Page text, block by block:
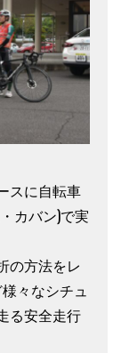
スに自転車
カバン)で実
の方法をレ
々なシチュ
る安全走行